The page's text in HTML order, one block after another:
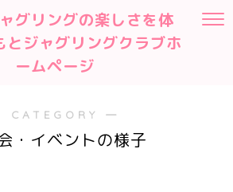
グリングの楽しさを体
とジャグリングクラブホ
ームページ
CATEGORY ―
・イベントの様子